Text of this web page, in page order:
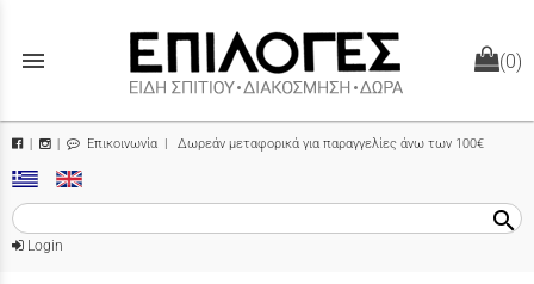
menu (0)
| Επικοινωνία | Δωρεάν μεταφορικά για παραγγελίες άνω των 100€
search
Login